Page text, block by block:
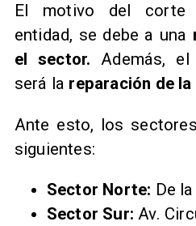
El motivo del corte
entidad, se debe a una
el sector. Además,
será la reparación de
Ante esto, los
siguientes:
Sector Norte: De
Sector Sur:Av.